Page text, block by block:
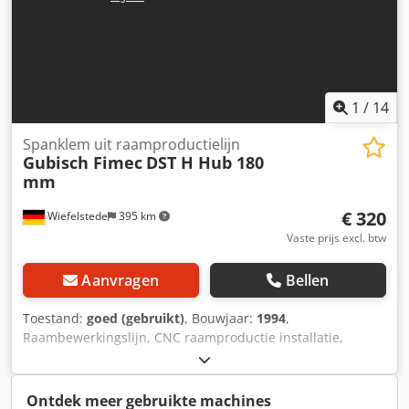
1 / 14
Wiefelstede 395 km
Spanklem uit raamproductielijn
Gubisch Fimec DST H Hub 180
mm
€ 320
Vaste prijs excl. btw
Aanvragen Bellen
Toestand: goed (gebruikt), Bouwjaar: 1994,
Raambewerkingslijn, CNC raamproductie installatie,
raammontagehoek installatie, opspaninrichting -
Fabrikant: Gubisch, opspaninrichting uit raamproductie
installatie type DST H - Slag: 180 mm - Tandwielmotor: SSB
Ontdek meer gebruikte machines